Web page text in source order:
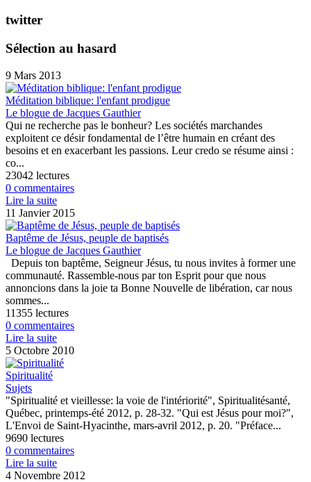
twitter
Sélection au hasard
9 Mars 2013
Méditation biblique: l'enfant prodigue
Le blogue de Jacques Gauthier
Qui ne recherche pas le bonheur? Les sociétés marchandes
exploitent ce désir fondamental de l’être humain en créant des
besoins et en exacerbant les passions. Leur credo se résume ainsi :
co...
23042 lectures
0 commentaires
Lire la suite
11 Janvier 2015
Baptême de Jésus, peuple de baptisés
Le blogue de Jacques Gauthier
Depuis ton baptême, Seigneur Jésus, tu nous invites à former une
communauté. Rassemble-nous par ton Esprit pour que nous
annoncions dans la joie ta Bonne Nouvelle de libération, car nous
sommes...
11355 lectures
0 commentaires
Lire la suite
5 Octobre 2010
Spiritualité
Sujets
"Spiritualité et vieillesse: la voie de l'intériorité", Spiritualitésanté,
Québec, printemps-été 2012, p. 28-32. "Qui est Jésus pour moi?",
L'Envoi de Saint-Hyacinthe, mars-avril 2012, p. 20. "Préface...
9690 lectures
0 commentaires
Lire la suite
4 Novembre 2012